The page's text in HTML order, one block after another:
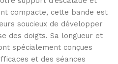
compacte, cette bande est
soucieux de développer
des doigts. Sa longueur et
spécialement conçues
et des séances